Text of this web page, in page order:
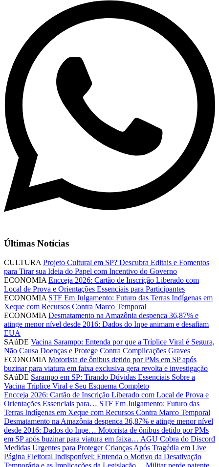
Últimas Notícias
CULTURA Projeto Cultural em SP? Descubra Editais e Fomentos
para Tirar sua Ideia do Papel com Incentivo do Governo
ECONOMIA Encceja 2026: Cartão de Inscrição Liberado com
Local de Prova e Orientações Essenciais para Participantes
ECONOMIA STF Em Julgamento: Futuro das Terras Indígenas em
Xeque com Recursos Contra Marco Temporal
ECONOMIA Desmatamento na Amazônia despenca 36,87% e
atinge menor nível desde 2016: Dados do Inpe animam e desafiam
EUA
SAúDE Vacina Sarampo: Entenda por que a Tríplice Viral é Segura,
Não Causa Doenças e Protege Contra Complicações Graves
ECONOMIA Motorista de ônibus detido por PMs em SP após
buzinar para viatura em faixa exclusiva gera revolta e investigação
SAúDE Sarampo em SP: Tirando Dúvidas Essenciais Sobre a
Vacina Tríplice Viral e Seu Esquema Completo
Encceja 2026: Cartão de Inscrição Liberado com Local de Prova e
Orientações Essenciais para… STF Em Julgamento: Futuro das
Terras Indígenas em Xeque com Recursos Contra Marco Temporal
Desmatamento na Amazônia despenca 36,87% e atinge menor nível
desde 2016: Dados do Inpe… Motorista de ônibus detido por PMs
em SP após buzinar para viatura em faixa… AGU Cobra do Discord
Medidas Urgentes para Proteger Crianças Após Tragédia em Live
Página Eleitoral Indisponível: Entenda o Motivo da Desativação
Temporária e as Implicações da Legislação… Militar perde patente